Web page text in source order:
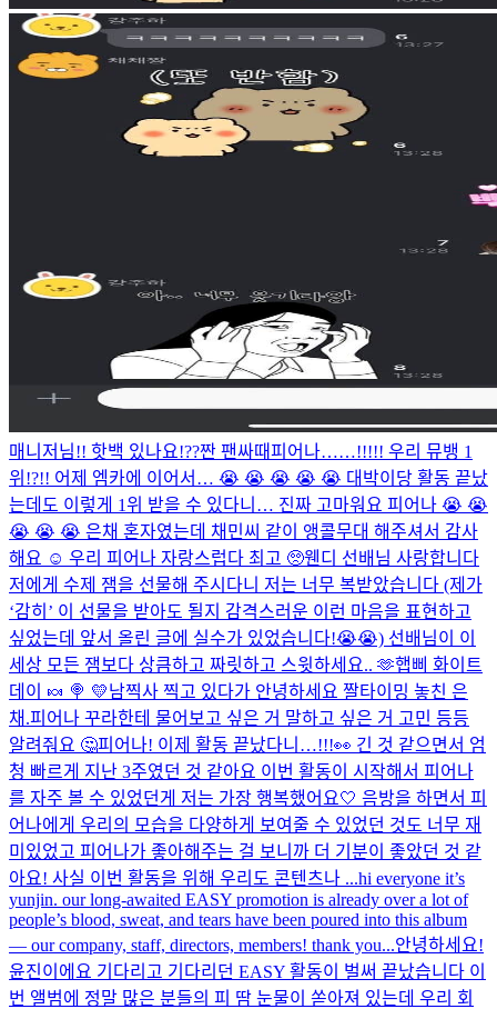
매니저님!! 핫백 있나요!??짠 팬싸때피어나……!!!!! 우리 뮤뱅 1
위!?!! 어제 엠카에 이어서… 😭 😭 😭 😭 😭 대박이당 활동 끝났
는데도 이렇게 1위 받을 수 있다니… 진짜 고마워요 피어나 😭 😭
😭 😭 😭 은채 혼자였는데 채민씨 같이 앵콜무대 해주셔서 감사
해요 ☺️ 우리 피어나 자랑스럽다 최고 🥺웬디 선배님 사랑합니다
저에게 수제 잼을 선물해 주시다니 저는 너무 복받았습니다 (제가
‘감히’ 이 선물을 받아도 될지 감격스러운 이런 마음을 표현하고
싶었는데 앞서 올린 글에 실수가 있었습니다!😭😭) 선배님이 이
세상 모든 잼보다 상큼하고 짜릿하고 스윗하세요.. 🫶햅삐 화이트
데이 🍬 🍭 💛남찍사 찍고 있다가 안녕하세요 짤타이밍 놓친 은
채.피어나 꾸라한테 물어보고 싶은 거 말하고 싶은 거 고민 등등
알려줘요 🤔피어나! 이제 활동 끝났다니…!!!👀 긴 것 같으면서 엄
청 빠르게 지난 3주였던 것 같아요 이번 활동이 시작해서 피어나
를 자주 볼 수 있었던게 저는 가장 행복했어요🤍 음방을 하면서 피
어나에게 우리의 모습을 다양하게 보여줄 수 있었던 것도 너무 재
미있었고 피어나가 좋아해주는 걸 보니까 더 기분이 좋았던 것 같
아요! 사실 이번 활동을 위해 우리도 콘텐츠나 ...hi everyone it’s
yunjin. our long-awaited EASY promotion is already over a lot of
people’s blood, sweat, and tears have been poured into this album
— our company, staff, directors, members! thank you...안녕하세요!
윤진이에요 기다리고 기다리던 EASY 활동이 벌써 끝났습니다 이
번 앨범에 정말 많은 분들의 피 땀 눈물이 쏟아져 있는데 우리 회